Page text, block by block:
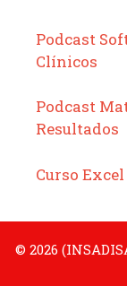
Podcast
Clínicos
Podcast
Resultados
Curso Excel
© 2026